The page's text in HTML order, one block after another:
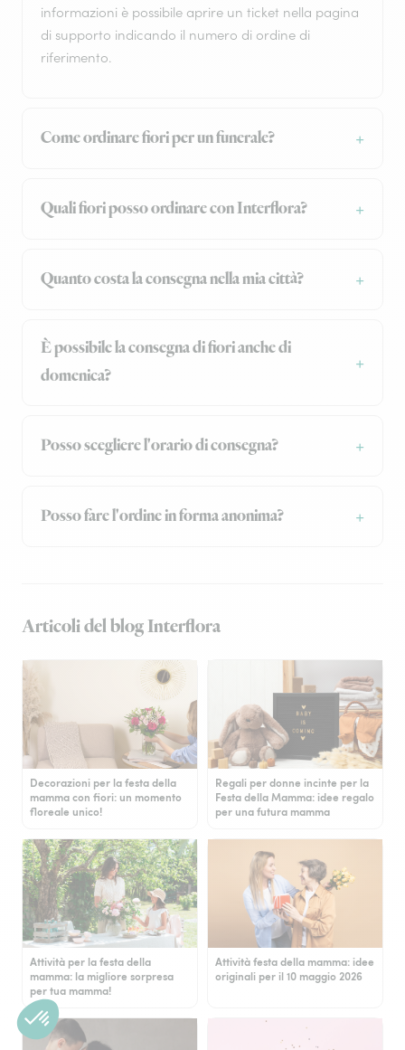
informazioni è possibile aprire un ticket nella pagina
di supporto indicando il numero di ordine di
riferimento.
Come ordinare fiori per un funerale?
Quali fiori posso ordinare con Interflora?
Quanto costa la consegna nella mia città?
È possibile la consegna di fiori anche di
domenica?
Posso scegliere l'orario di consegna?
Posso fare l'ordine in forma anonima?
Articoli del blog Interflora
Decorazioni per la festa della
mamma con fiori: un momento
floreale unico!
Regali per donne incinte per la
Festa della Mamma: idee regalo
per una futura mamma
Attività per la festa della
mamma: la migliore sorpresa
per tua mamma!
Attività festa della mamma: idee
originali per il 10 maggio 2026